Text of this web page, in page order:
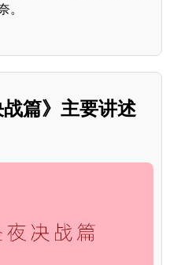
。
篇》主要讲述